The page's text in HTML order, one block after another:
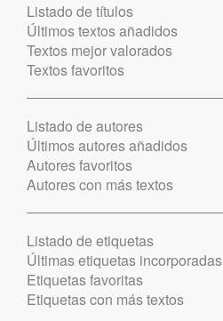
Listado de títulos
Últimos textos añadidos
Textos mejor valorados
Textos favoritos
Listado de autores
Últimos autores añadidos
Autores favoritos
Autores con más textos
Listado de etiquetas
Últimas etiquetas incorporadas
Etiquetas favoritas
Etiquetas con más textos